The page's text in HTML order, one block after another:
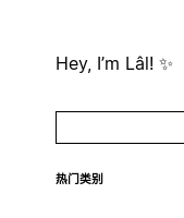
Hey, I’m Lâl! ✨
热门类别